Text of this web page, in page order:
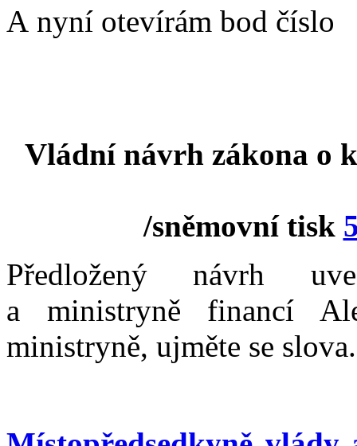
A nyní otevírám bod číslo
Vládní návrh zákona o
/sněmovní tisk
Předložený návrh
a ministryně financí
ministryně, ujměte se slova.